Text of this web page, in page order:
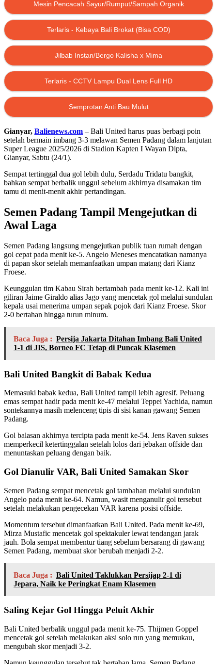
Mesin Pencacah Sayur/Rumput/Sampah Organik
Terlaris - Kebaya Bali Brokat (Bisa COD)
Jilbab Instan/Bergo Kalisha x Mima
Terlaris - CCTV Lampu Dual Lens Full HD
Semprotan Anti Bau Mulut
Gianyar, Balienews.com – Bali United harus puas berbagi poin
setelah bermain imbang 3-3 melawan Semen Padang dalam lanjutan
Super League 2025/2026 di Stadion Kapten I Wayan Dipta,
Gianyar, Sabtu (24/1).
Sempat tertinggal dua gol lebih dulu, Serdadu Tridatu bangkit,
bahkan sempat berbalik unggul sebelum akhirnya disamakan tim
tamu di menit-menit akhir pertandingan.
Semen Padang Tampil Mengejutkan di
Awal Laga
Semen Padang langsung mengejutkan publik tuan rumah dengan
gol cepat pada menit ke-5. Angelo Meneses mencatatkan namanya
di papan skor setelah memanfaatkan umpan matang dari Kianz
Froese.
Keunggulan tim Kabau Sirah bertambah pada menit ke-12. Kali ini
giliran Jaime Giraldo alias Jago yang mencetak gol melalui sundulan
kepala usai menerima umpan sepak pojok dari Kianz Froese. Skor
2-0 bertahan hingga turun minum.
Baca Juga : Persija Jakarta Ditahan Imbang Bali United
1-1 di JIS, Borneo FC Tetap di Puncak Klasemen
Bali United Bangkit di Babak Kedua
Memasuki babak kedua, Bali United tampil lebih agresif. Peluang
emas sempat hadir pada menit ke-47 melalui Teppei Yachida, namun
sontekannya masih melenceng tipis di sisi kanan gawang Semen
Padang.
Gol balasan akhirnya tercipta pada menit ke-54. Jens Raven sukses
memperkecil ketertinggalan setelah lolos dari jebakan offside dan
menuntaskan peluang dengan baik.
Gol Dianulir VAR, Bali United Samakan Skor
Semen Padang sempat mencetak gol tambahan melalui sundulan
Angelo pada menit ke-64. Namun, wasit menganulir gol tersebut
setelah melakukan pengecekan VAR karena posisi offside.
Momentum tersebut dimanfaatkan Bali United. Pada menit ke-69,
Mirza Mustafic mencetak gol spektakuler lewat tendangan jarak
jauh. Bola sempat membentur tiang sebelum bersarang di gawang
Semen Padang, membuat skor berubah menjadi 2-2.
Baca Juga : Bali United Taklukkan Persijap 2-1 di
Jepara, Naik ke Peringkat Enam Klasemen
Saling Kejar Gol Hingga Peluit Akhir
Bali United berbalik unggul pada menit ke-75. Thijmen Goppel
mencetak gol setelah melakukan aksi solo run yang memukau,
mengubah skor menjadi 3-2.